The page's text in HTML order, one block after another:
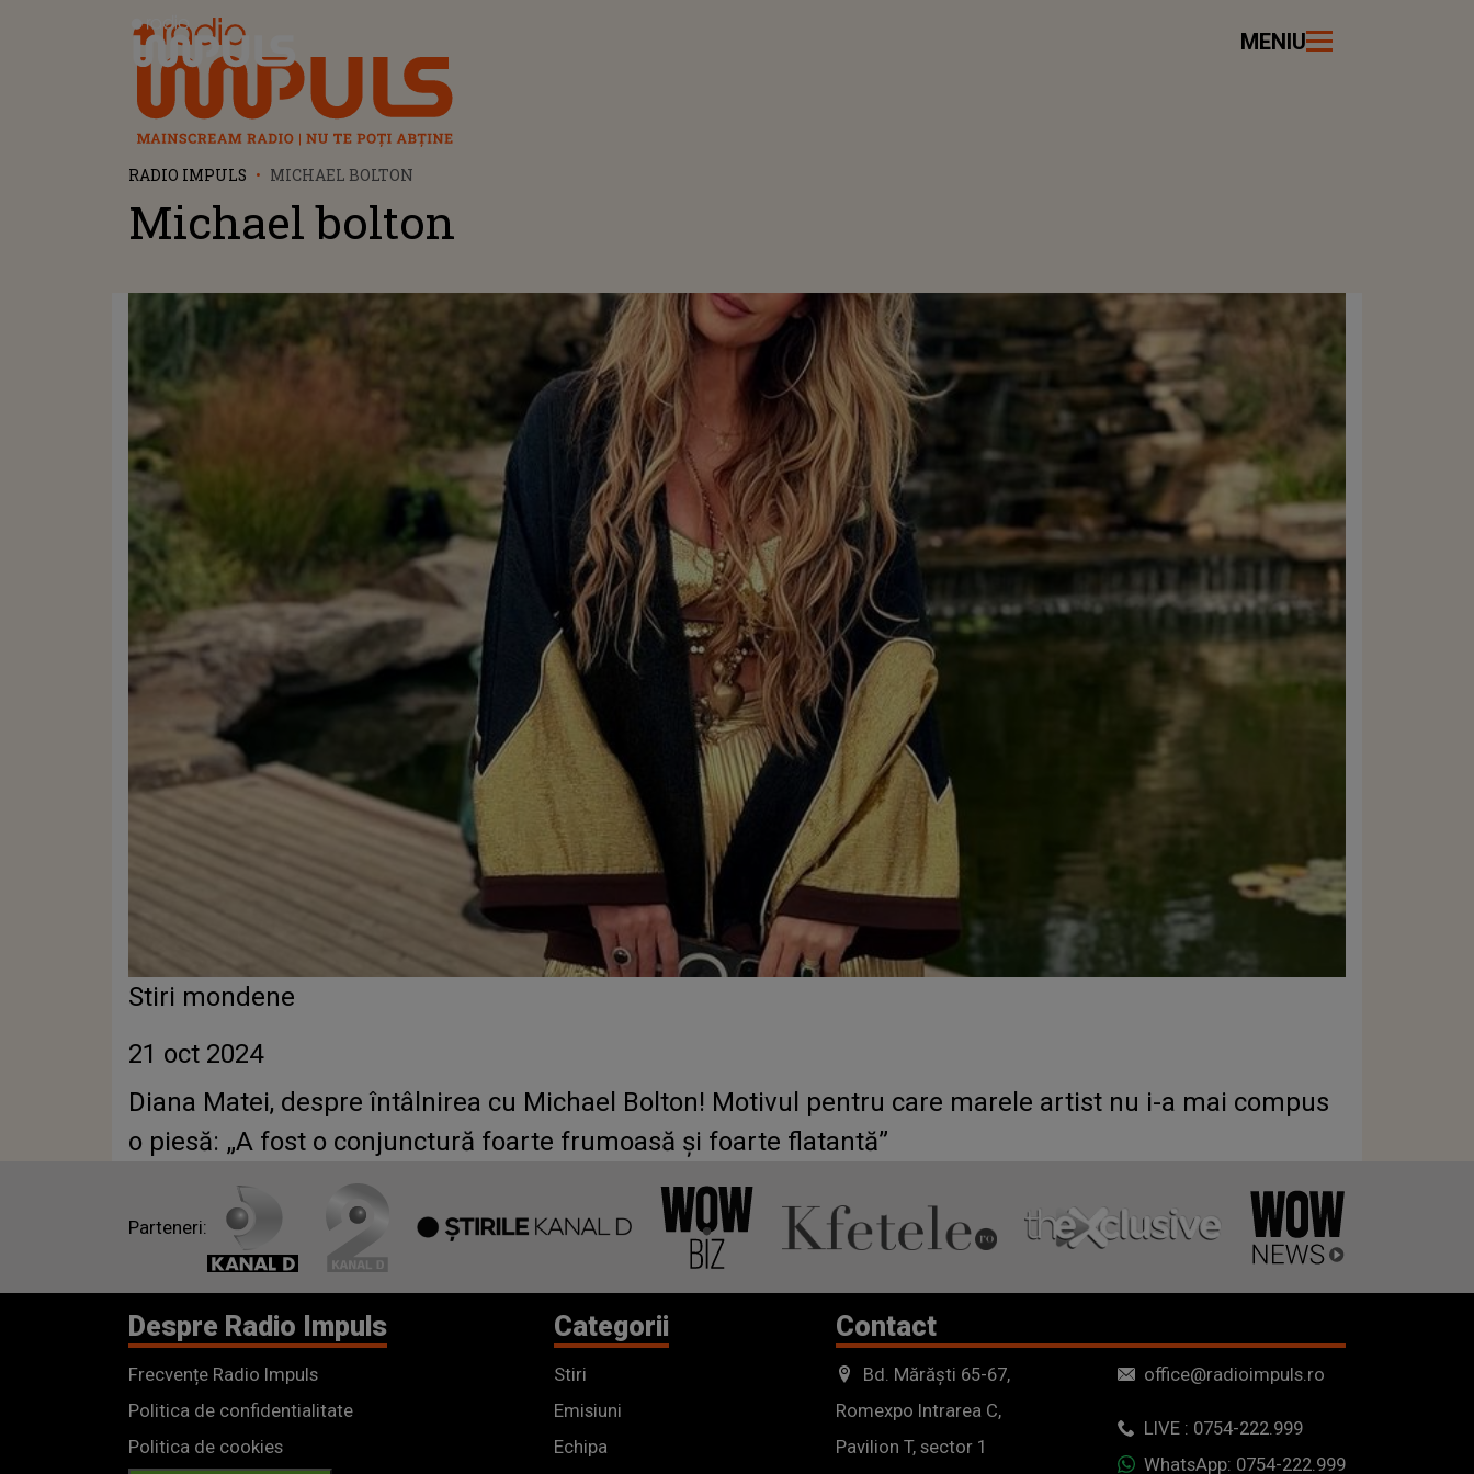
Radio Impuls MENIU
RADIO IMPULS MICHAEL BOLTON
Michael bolton
Stiri mondene
21 oct 2024
Diana Matei, despre întâlnirea cu Michael Bolton! Motivul pentru care marele artist nu i-a mai compus
o piesă: „A fost o conjunctură foarte frumoasă și foarte flatantă”
Parteneri:
Despre Radio Impuls
Frecvențe Radio Impuls
Politica de confidentialitate
Politica de cookies
Categorii
Stiri
Emisiuni
Echipa
Contact
Bd. Mărăști 65-67,
Romexpo Intrarea C,
Pavilion T, sector 1
office@radioimpuls.ro
LIVE : 0754-222.999
WhatsApp: 0754-222.999